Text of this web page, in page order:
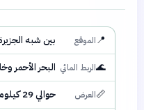
📍الموقع
بين شبه
🌊الربط المائي البحر الأحمر
📏العرض
حوالي 29 كيلومترًا (18 ميلًا)